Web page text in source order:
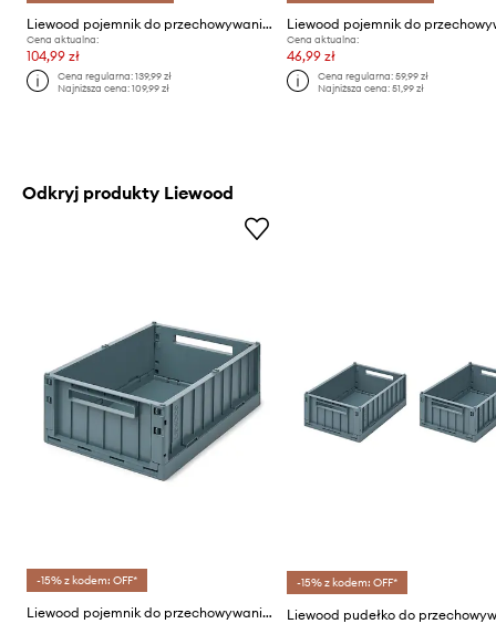
Liewood pojemnik do przechowywania Elijah Storage Box w. Lid
Cena aktualna:
104,99 zł
Cena regularna:139,99 zł
Najniższa cena:109,99 zł
Cena aktualna:
46,99 zł
Cena regularna: 59,99 zł
Najniższa cena: 51,99 zł
Odkryj produkty Liewood
-15% z kodem: OFF*
Liewood pojemnik do przechowywania Weston Storage Box L
-15% z kodem: OFF*